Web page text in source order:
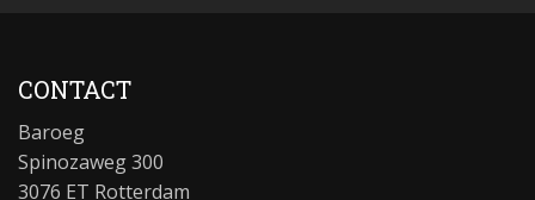
CONTACT
Baroeg
Spinozaweg 300
3076 ET Rotterdam